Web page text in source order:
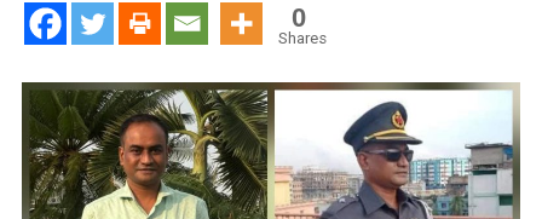
আলোচনার
ডিজির
“ক্যাশিয়ার”
0
Shares